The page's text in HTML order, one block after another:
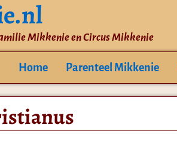
Mikkenie en Circus Mikkenie
Home Parenteel Mikkenie